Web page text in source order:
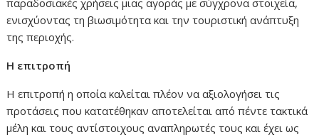
παραδοσιακές χρήσεις μιας αγοράς με σύγχρονα στοιχεία,
ενισχύοντας τη βιωσιμότητα και την τουριστική ανάπτυξη
της περιοχής.
Η επιτροπή
Η επιτροπή η οποία καλείται πλέον να αξιολογήσει τις
προτάσεις που κατατέθηκαν αποτελείται από πέντε τακτικά
μέλη και τους αντίστοιχους αναπληρωτές τους και έχει ως